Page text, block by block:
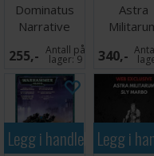
Dominatus
Narrative
Campaign
Deck
255,- Antall på
lager:9
Astra
Cadian
Squad
340,-
Legg i handlekurven
Legg i